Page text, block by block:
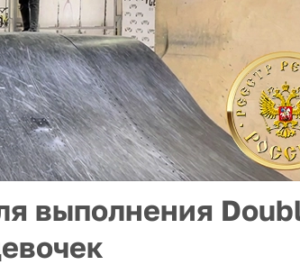
выполнения